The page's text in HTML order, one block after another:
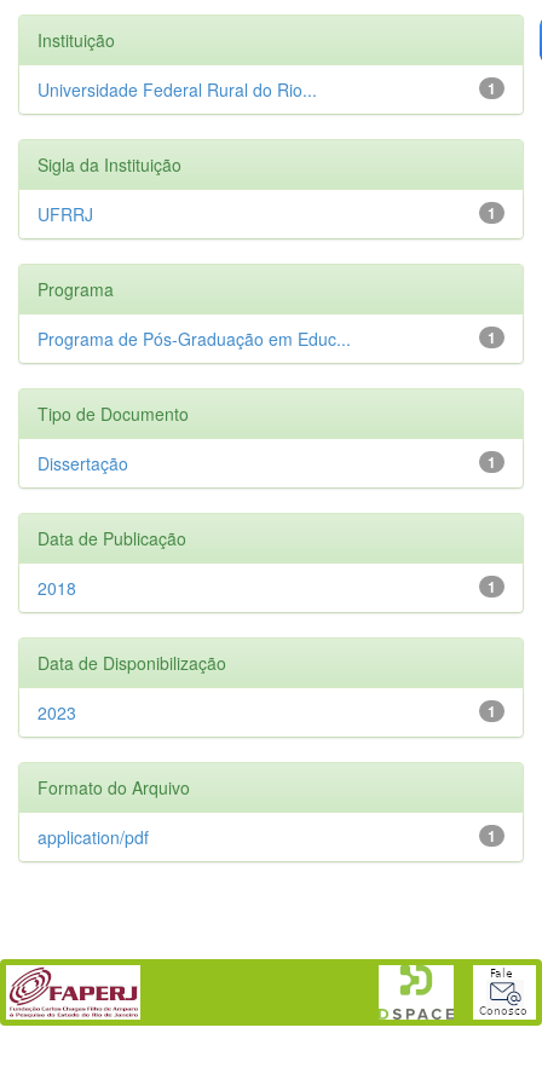
Instituição
1
Universidade Federal Rural do Rio...
Sigla da Instituição
1
UFRRJ
Programa
1
Programa de Pós-Graduação em Educ...
Tipo de Documento
1
Dissertação
Data de Publicação
1
2018
Data de Disponibilização
1
2023
Formato do Arquivo
1
application/pdf